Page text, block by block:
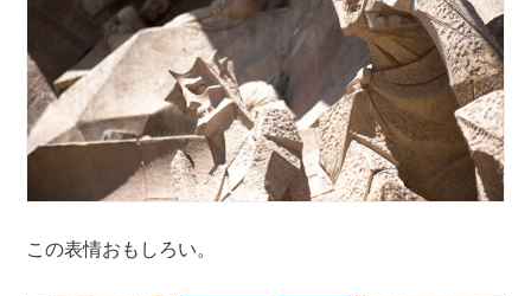
この表情おもしろい。